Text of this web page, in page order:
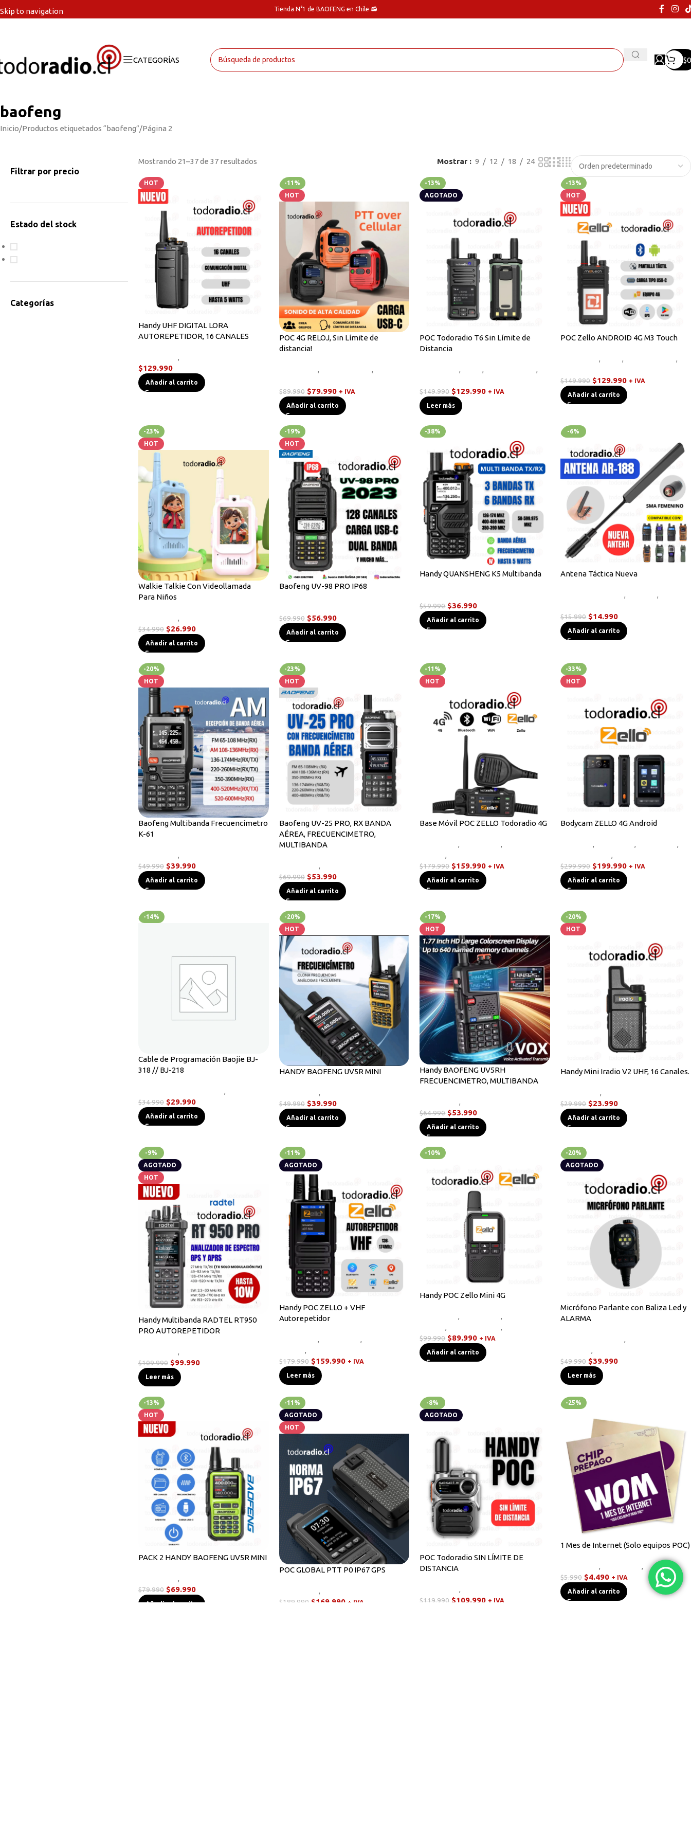
Skip to navigation
Tienda N°1 de BAOFENG en Chile 📻
CATEGORÍAS $0
baofeng
Inicio Productos etiquetados “baofeng” Página 2
Filtrar por precio
Estado del stock
Categorías
Mostrando 21–37 de 37 resultados Mostrar 9 12 18 24
HOT
Handy UHF DIGITAL LORA
AUTOREPETIDOR, 16 CANALES
,
$129.990
Añadir al carrito
-11%
HOT
POC 4G RELOJ, Sin Límite de
distancia!
, ,
$89.990 $79.990 + IVA
Añadir al carrito
-13%
AGOTADO
POC Todoradio T6 Sin Límite de
Distancia
Novedades, Otros, Radios Handys,
$149.990 $129.990 + IVA
Leer más
-13%
HOT
POC Zello ANDROID 4G M3 Touch
Equipos HF, Otros, Radios Handys,
$149.990 $129.990 + IVA
Añadir al carrito
-23%
HOT
Walkie Talkie Con Videollamada
Para Niños
,
$34.990 $26.990
Añadir al carrito
-19%
HOT
Baofeng UV-98 PRO IP68
$69.990 $56.990
Añadir al carrito
-38%
Handy QUANSHENG K5 Multibanda
$59.990 $36.990
Añadir al carrito
-6%
Antena Táctica Nueva
Accesorios Radios, Antenas,
$15.990 $14.990
Añadir al carrito
-20%
HOT
Baofeng Multibanda Frecuencímetro
K-61
,
$49.990 $39.990
Añadir al carrito
-23%
HOT
Baofeng UV-25 PRO, RX BANDA
AÉREA, FRECUENCIMETRO,
MULTIBANDA
,
$69.990 $53.990
Añadir al carrito
-11%
HOT
Base Móvil POC ZELLO Todoradio 4G
Equipos HF, Novedades,
Handys,
$179.990 $159.990 + IVA
Añadir al carrito
-33%
HOT
Bodycam ZELLO 4G Android
Bodycam, Equipos HF, Novedades,
Radios Handys,
$299.990 $199.990 + IVA
Añadir al carrito
-14%
Cable de Programación Baojie BJ-
318 // BJ-218
,
$34.990 $29.990
Añadir al carrito
-20%
HOT
HANDY BAOFENG UV5R MINI
,
$49.990 $39.990
Añadir al carrito
-17%
HOT
Handy BAOFENG UV5RH
FRECUENCIMETRO, MULTIBANDA
Novedades,
$64.990 $53.990
Añadir al carrito
-20%
HOT
Handy Mini Iradio V2 UHF, 16 Canales.
Novedades,
$29.990 $23.990
Añadir al carrito
-9%
AGOTADO
HOT
Handy Multibanda RADTEL RT950
PRO AUTOREPETIDOR
,
$109.990 $99.990
Leer más
-11%
AGOTADO
Handy POC ZELLO + VHF
Autorepetidor
, ,
,
$179.990 $159.990 + IVA
Leer más
-10%
Handy POC Zello Mini 4G
Equipos HF, Novedades,
Handys, Sin categorizar,
$99.990 $89.990 + IVA
Añadir al carrito
-20%
AGOTADO
Micrófono Parlante con Baliza Led y
ALARMA
Accesorios Radios,
Parlante,
$49.990 $39.990
Leer más
-13%
HOT
PACK 2 HANDY BAOFENG UV5R MINI
,
$79.990 $69.990
Añadir al carrito
-11%
AGOTADO
HOT
POC GLOBAL PTT P0 IP67 GPS
,
$189.990 $169.990 + IVA
-8%
AGOTADO
POC Todoradio SIN LÍMITE DE
DISTANCIA
Novedades,
$119.990 $109.990 + IVA
-25%
1 Mes de Internet (Solo equipos POC)
Equipos HF, Novedades, Walkies POC
$5.990 $4.490 + IVA
Añadir al carrito